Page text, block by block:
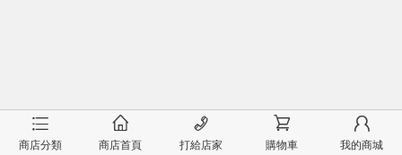
󰂦
商店分類
󰂠
商店首頁
󰄫
打給店家
󰂟
購物車
󰂢
我的商城